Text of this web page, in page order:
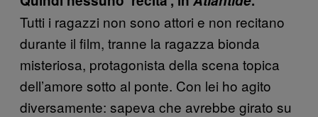
Tutti i ragazzi non sono attori e non recitano
durante il film, tranne la ragazza bionda
misteriosa, protagonista della scena topica
dell’amore sotto al ponte. Con lei ho agito
diversamente: sapeva che avrebbe girato su